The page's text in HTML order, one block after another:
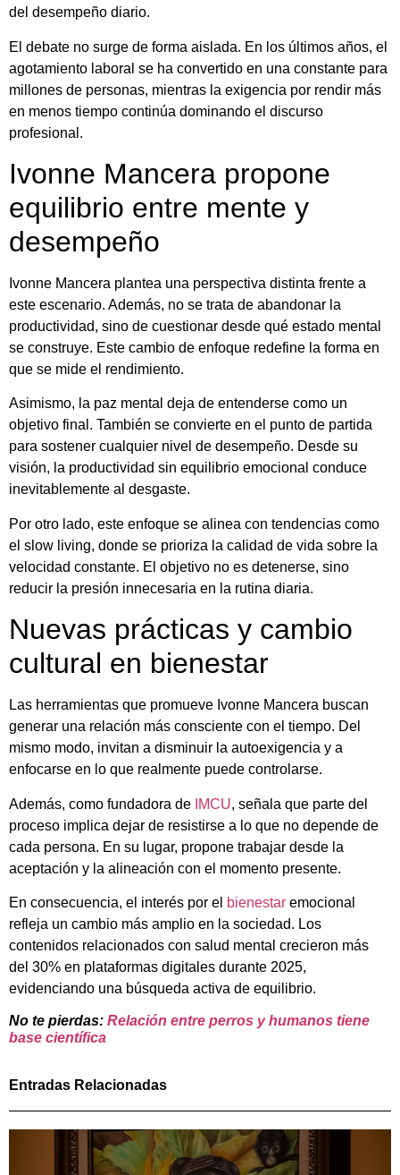
del desempeño diario.
El debate no surge de forma aislada. En los últimos años, el
agotamiento laboral se ha convertido en una constante para
millones de personas, mientras la exigencia por rendir más
en menos tiempo continúa dominando el discurso
profesional.
Ivonne Mancera propone
equilibrio entre mente y
desempeño
Ivonne Mancera plantea una perspectiva distinta frente a
este escenario. Además, no se trata de abandonar la
productividad, sino de cuestionar desde qué estado mental
se construye. Este cambio de enfoque redefine la forma en
que se mide el rendimiento.
Asimismo, la paz mental deja de entenderse como un
objetivo final. También se convierte en el punto de partida
para sostener cualquier nivel de desempeño. Desde su
visión, la productividad sin equilibrio emocional conduce
inevitablemente al desgaste.
Por otro lado, este enfoque se alinea con tendencias como
el slow living, donde se prioriza la calidad de vida sobre la
velocidad constante. El objetivo no es detenerse, sino
reducir la presión innecesaria en la rutina diaria.
Nuevas prácticas y cambio
cultural en bienestar
Las herramientas que promueve Ivonne Mancera buscan
generar una relación más consciente con el tiempo. Del
mismo modo, invitan a disminuir la autoexigencia y a
enfocarse en lo que realmente puede controlarse.
Además, como fundadora de IMCU, señala que parte del
proceso implica dejar de resistirse a lo que no depende de
cada persona. En su lugar, propone trabajar desde la
aceptación y la alineación con el momento presente.
En consecuencia, el interés por el bienestar emocional
refleja un cambio más amplio en la sociedad. Los
contenidos relacionados con salud mental crecieron más
del 30% en plataformas digitales durante 2025,
evidenciando una búsqueda activa de equilibrio.
No te pierdas: Relación entre perros y humanos tiene
base científica
Entradas Relacionadas